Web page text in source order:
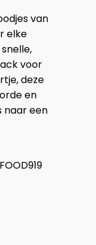
van
elke
voor
deze
en
naar een
FOOD919